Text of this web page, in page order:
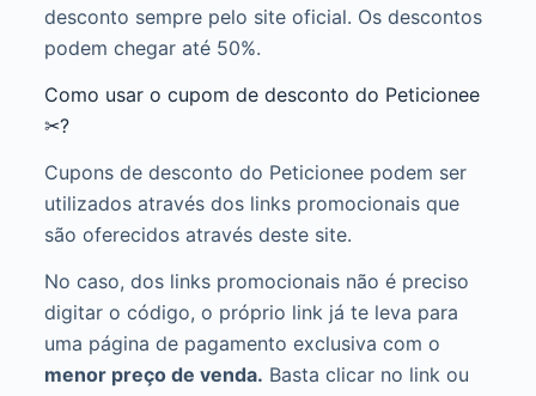
desconto sempre pelo site oficial. Os descontos
podem chegar até 50%.
Como usar o cupom de desconto do Peticionee
✂?
Cupons de desconto do Peticionee podem ser
utilizados através dos links promocionais que
são oferecidos através deste site.
No caso, dos links promocionais não é preciso
digitar o código, o próprio link já te leva para
uma página de pagamento exclusiva com o
menor preço de venda. Basta clicar no link ou